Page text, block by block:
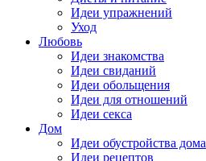
Идеи упражнений
Уход
Любовь
Идеи знакомства
Идеи свиданий
Идеи обольщения
Идеи для отношений
Идеи секса
Дом
Идеи обустройства дома
Идеи рецептов